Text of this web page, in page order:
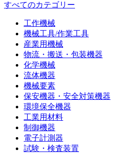
すべてのカテゴリー
工作機械
機械工具/作業工具
産業用機械
物流・搬送・包装機器
化学機械
流体機器
機械要素
保安機器・安全対策機器
環境保全機器
工業用材料
制御機器
電子計測器
試験・検査装置